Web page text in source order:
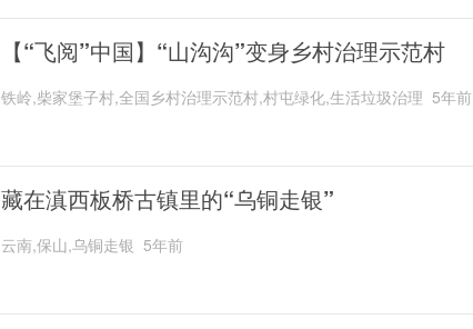
【“飞阅”中国】“山沟沟”变身乡村治理示范村
铁岭,柴家堡子村,全国乡村治理示范村,村屯绿化,生活垃圾治理 5年前
藏在滇西板桥古镇里的“乌铜走银”
云南,保山,乌铜走银 5年前